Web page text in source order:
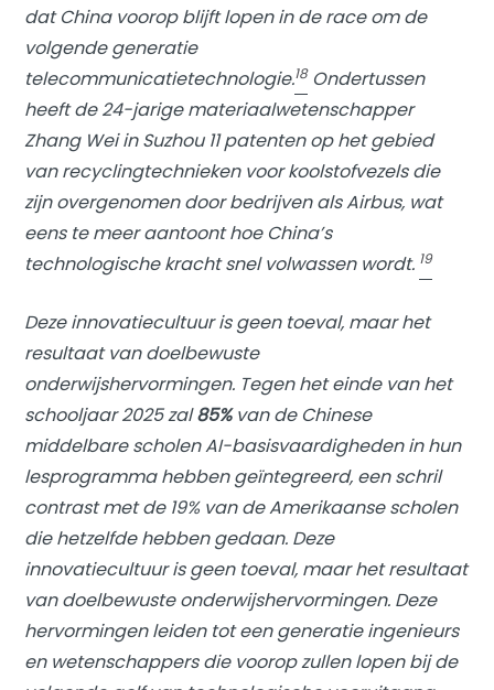
dat China voorop blijft lopen in de race om de
volgende generatie
telecommunicatietechnologie.18Ondertussen
heeft de 24-jarige materiaalwetenschapper
Zhang Wei in Suzhou 11 patenten op het gebied
van recyclingtechnieken voor koolstofvezels die
zijn overgenomen door bedrijven als Airbus, wat
eens te meer aantoont hoe China’s
technologische kracht snel volwassen wordt. 19
Deze innovatiecultuur is geen toeval, maar het
resultaat van doelbewuste
onderwijshervormingen. Tegen het einde van het
schooljaar 2025 zal85%van de Chinese
middelbare scholen AI-basisvaardigheden in hun
lesprogramma hebben geïntegreerd, een schril
contrast met de 19% van de Amerikaanse scholen
die hetzelfde hebben gedaan. Deze
innovatiecultuur is geen toeval, maar het resultaat
van doelbewuste onderwijshervormingen. Deze
hervormingen leiden tot een generatie ingenieurs
en wetenschappers die voorop zullen lopen bij de